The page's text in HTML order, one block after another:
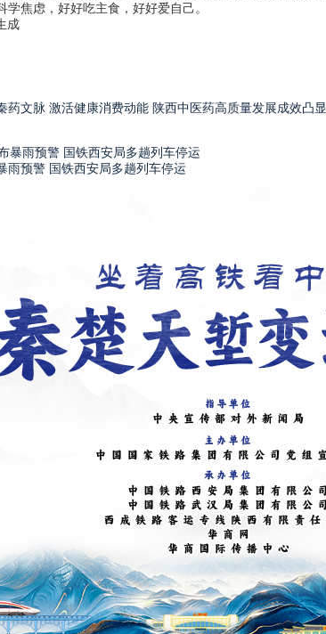
焦虑，好好吃主食，好好爱自己。
成
药文脉 激活健康消费动能 陕西中医药高质量发展成效凸显
雨预警 国铁西安局多趟列车停运